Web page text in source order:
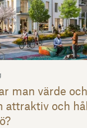
man värde
attraktiv och